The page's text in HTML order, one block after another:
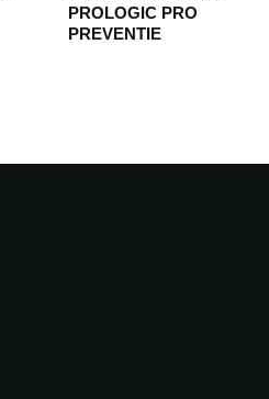
PROLOGIC PRO
PREVENTIE